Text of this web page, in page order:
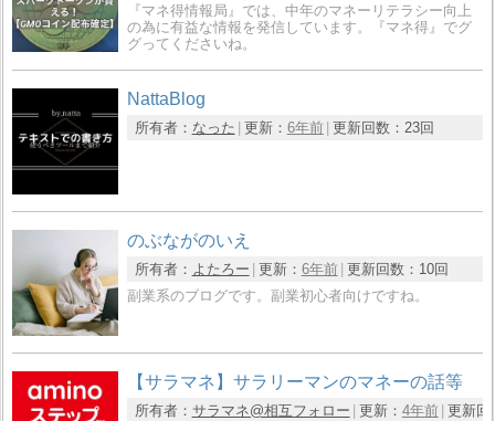
『マネ得情報局』では、中年のマネーリテラシー向上
の為に有益な情報を発信しています。『マネ得』でグ
グってくださいね。
NattaBlog
所有者： なった 更新： 6年前 更新回数： 23回
のぶながのいえ
所有者： よたろー 更新： 6年前 更新回数： 10回
副業系のブログです。副業初心者向けですね。
【サラマネ】サラリーマンのマネーの話等
所有者： サラマネ@相互フォロー 更新： 4年前 更新回